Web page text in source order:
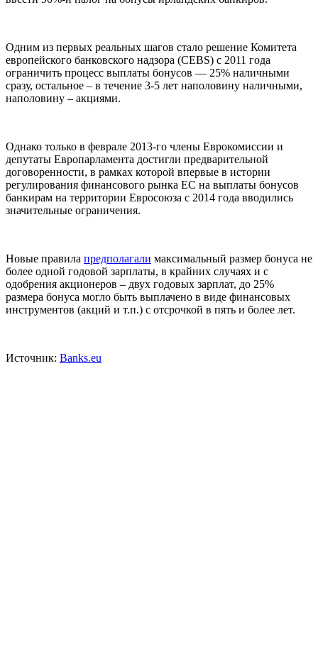
Одним из первых реальных шагов стало решение Комитета
европейского банковского надзора (CEBS) с 2011 года
ограничить процесс выплаты бонусов — 25% наличными
сразу, остальное – в течение 3-5 лет наполовину наличными,
наполовину – акциями.
Однако только в феврале 2013-го члены Еврокомиссии и
депутаты Европарламента достигли предварительной
договоренности, в рамках которой впервые в истории
регулирования финансового рынка ЕС на выплаты бонусов
банкирам на территории Евросоюза с 2014 года вводились
значительные ограничения.
Новые правила предполагали максимальный размер бонуса не
более одной годовой зарплаты, в крайних случаях и с
одобрения акционеров – двух годовых зарплат, до 25%
размера бонуса могло быть выплачено в виде финансовых
инструментов (акций и т.п.) с отсрочкой в пять и более лет.
Источник: Banks.eu